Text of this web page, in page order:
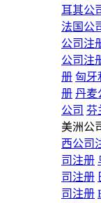
耳其公
法国公
公司注
公司注
册 匈牙
册 丹麦
公司 芬
美洲公
西公司
司注册
司注册
司注册